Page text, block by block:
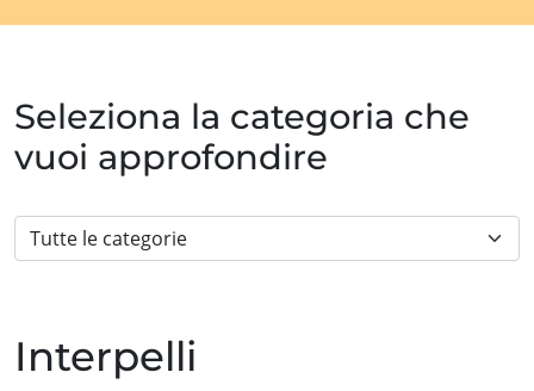
Seleziona la categoria che
vuoi approfondire
Interpelli